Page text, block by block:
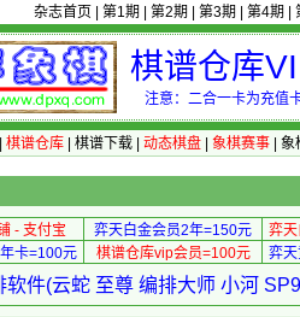
杂志首页 第1期 第2期 第3期 第4期
棋谱仓库
注意：二合一卡为充值
棋谱仓库| 棋谱下载| 动态棋盘| 象棋赛事| 象
- 支付宝 弈天白金会员2年=150元
弈
卡=100元
棋谱仓库vip会员=100元 弈
软件(云蛇 至尊 编排大师 小河